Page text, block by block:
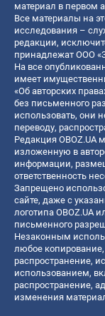
материал в первом
Все материалы на
исследования –
редакции,
принадлежат ООО
На все
имеет
«Об авторских
без письменного
использовать, они
переводу,
Редакция OBOZ.UA
изложенную в
информации,
ответственность
Запрещено
сайте, даже с
логотипа OBOZ.UA
письменного
Незаконным
любое
распространение,
использованием,
распространение,
изменения